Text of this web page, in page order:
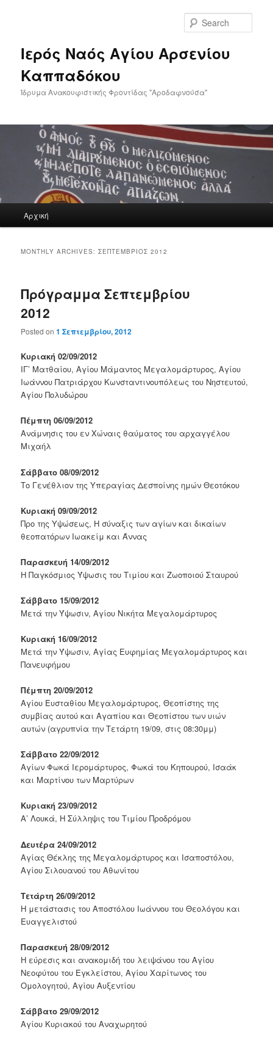
Ιερός Ναός Αγίου Αρσενίου
Καππαδόκου
Ίδρυμα Ανακουφιστικής Φροντίδας "Αροδαφνούσα"
Αρχική
MONTHLY ARCHIVES:ΣΕΠΤΈΜΒΡΙΟΣ 2012
Πρόγραμμα Σεπτεμβρίου
2012
Posted on1 Σεπτεμβρίου, 2012
Κυριακή 02/09/2012
ΙΓ’ Ματθαίου, Αγίου Μάμαντος Μεγαλομάρτυρος, Αγίου
Ιωάννου Πατριάρχου Κωνσταντινουπόλεως του Νηστευτού,
Αγίου Πολυδώρου
Πέμπτη 06/09/2012
Ανάμνησις του εν Χώναις θαύματος του αρχαγγέλου
Μιχαήλ
Σάββατο 08/09/2012
Το Γενέθλιον της Υπεραγίας Δεσποίνης ημών Θεοτόκου
Κυριακή 09/09/2012
Προ της Υψώσεως, Η σύναξις των αγίων και δικαίων
θεοπατόρων Ιωακείμ και Άννας
Παρασκευή 14/09/2012
Η Παγκόσμιος Ύψωσις του Τιμίου και Ζωοποιού Σταυρού
Σάββατο 15/09/2012
Μετά την Ύψωσιν, Αγίου Νικήτα Μεγαλομάρτυρος
Κυριακή 16/09/2012
Μετά την Ύψωσιν, Αγίας Ευφημίας Μεγαλομάρτυρος και
Πανευφήμου
Πέμπτη 20/09/2012
Αγίου Ευσταθίου Μεγαλομάρτυρος, Θεοπίστης της
συμβίας αυτού και Αγαπίου και Θεοπίστου των υιών
αυτών (αγρυπνία την Τετάρτη 19/09, στις 08:30μμ)
Σάββατο 22/09/2012
Αγίων Φωκά Ιερομάρτυρος, Φωκά του Κηπουρού, Ισαάκ
και Μαρτίνου των Μαρτύρων
Κυριακή 23/09/2012
Α’ Λουκά, Η Σύλληψις του Τιμίου Προδρόμου
Δευτέρα 24/09/2012
Αγίας Θέκλης της Μεγαλομάρτυρος και Ισαποστόλου,
Αγίου Σιλουανού του Αθωνίτου
Τετάρτη 26/09/2012
Η μετάστασις του Αποστόλου Ιωάννου του Θεολόγου και
Ευαγγελιστού
Παρασκευή 28/09/2012
Η εύρεσις και ανακομιδή του λειψάνου του Αγίου
Νεοφύτου του Εγκλείστου, Αγίου Χαρίτωνος του
Ομολογητού, Αγίου Αυξεντίου
Σάββατο 29/09/2012
Αγίου Κυριακού του Αναχωρητού